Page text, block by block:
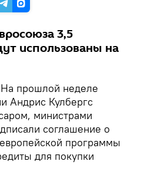
3,5
использованы на
На прошлой неделе
Андрис Кулбергс
министрами
соглашение о
программы
для покупки